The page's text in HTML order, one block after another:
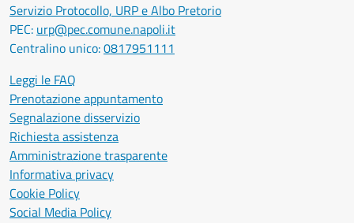
Servizio Protocollo, URP e Albo Pretorio
PEC: urp@pec.comune.napoli.it
Centralino unico:0817951111
Leggi le FAQ
Prenotazione appuntamento
Segnalazione disservizio
Richiesta assistenza
Amministrazione trasparente
Informativa privacy
Cookie Policy
Social Media Policy